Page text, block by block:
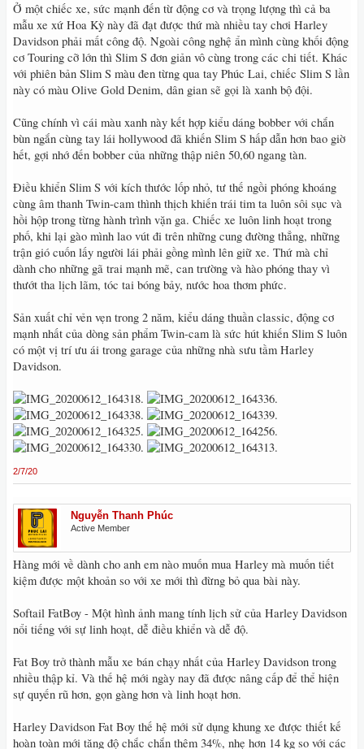
Ở một chiếc xe, sức mạnh đến từ động cơ và trọng lượng thì cả ba
mẫu xe xứ Hoa Kỳ này đã đạt được thứ mà nhiều tay chơi Harley
Davidson phải mất công độ. Ngoài công nghệ ẩn mình cùng khối động
cơ Touring cỡ lớn thì Slim S đơn giản vô cùng trong các chi tiết. Khác
với phiên bản Slim S màu đen từng qua tay Phúc Lai, chiếc Slim S lần
này có màu Olive Gold Denim, dân gian sẽ gọi là xanh bộ đội.
Cũng chính vì cái màu xanh này kết hợp kiểu dáng bobber với chắn
bùn ngắn cùng tay lái hollywood đã khiến Slim S hấp dẫn hơn bao giờ
hết, gợi nhớ đến bobber của những thập niên 50,60 ngang tàn.
Điều khiển Slim S với kích thước lốp nhỏ, tư thế ngồi phóng khoáng
cùng âm thanh Twin-cam thình thịch khiến trái tim ta luôn sôi sục và
hồi hộp trong từng hành trình vặn ga. Chiếc xe luôn linh hoạt trong
phố, khi lại gào mình lao vút đi trên những cung đường thẳng, những
trận gió cuốn lấy người lái phải gồng mình lên giữ xe. Thứ mà chỉ
dành cho những gã trai mạnh mẽ, can trường và hào phóng thay vì
thướt tha lịch lãm, tóc tai bóng bảy, nước hoa thơm phức.
Sản xuất chỉ vẻn vẹn trong 2 năm, kiểu dáng thuần classic, động cơ
mạnh nhất của dòng sản phẩm Twin-cam là sức hút khiến Slim S luôn
có một vị trí ưu ái trong garage của những nhà sưu tầm Harley
Davidson.
2/7/20
Nguyễn Thanh Phúc
Active Member
Hàng mới về dành cho anh em nào muốn mua Harley mà muốn tiết
kiệm được một khoản so với xe mới thì đừng bỏ qua bài này.
Softail FatBoy - Một hình ảnh mang tính lịch sử của Harley Davidson
nổi tiếng với sự linh hoạt, dễ điều khiển và dễ độ.
Fat Boy trở thành mẫu xe bán chạy nhất của Harley Davidson trong
nhiều thập kỉ. Và thế hệ mới ngày nay đã được nâng cấp để thể hiện
sự quyến rũ hơn, gọn gàng hơn và linh hoạt hơn.
Harley Davidson Fat Boy thế hệ mới sử dụng khung xe được thiết kế
hoàn toàn mới tăng độ chắc chắn thêm 34%, nhẹ hơn 14 kg so với các